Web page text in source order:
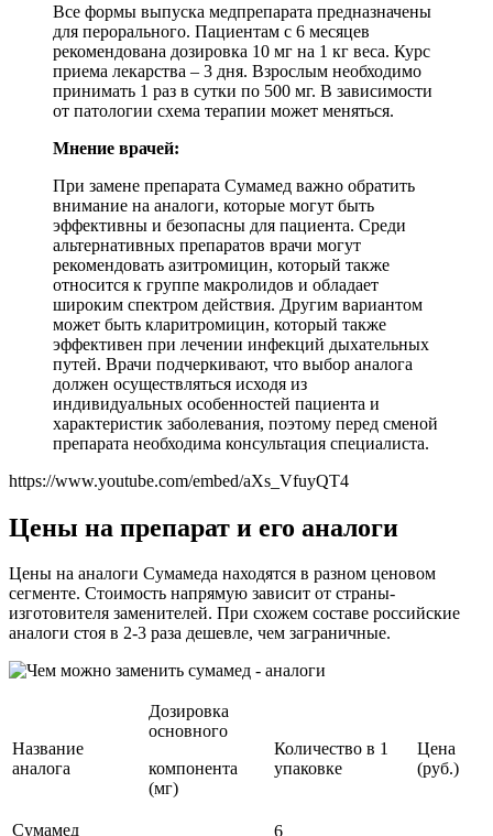
Все формы выпуска медпрепарата предназначены
для перорального. Пациентам с 6 месяцев
рекомендована дозировка 10 мг на 1 кг веса. Курс
приема лекарства – 3 дня. Взрослым необходимо
принимать 1 раз в сутки по 500 мг. В зависимости
от патологии схема терапии может меняться.
Мнение врачей:
При замене препарата Сумамед важно обратить
внимание на аналоги, которые могут быть
эффективны и безопасны для пациента. Среди
альтернативных препаратов врачи могут
рекомендовать азитромицин, который также
относится к группе макролидов и обладает
широким спектром действия. Другим вариантом
может быть кларитромицин, который также
эффективен при лечении инфекций дыхательных
путей. Врачи подчеркивают, что выбор аналога
должен осуществляться исходя из
индивидуальных особенностей пациента и
характеристик заболевания, поэтому перед сменой
препарата необходима консультация специалиста.
https://www.youtube.com/embed/aXs_VfuyQT4
Цены на препарат и его аналоги
Цены на аналоги Сумамеда находятся в разном ценовом
сегменте. Стоимость напрямую зависит от страны-
изготовителя заменителей. При схожем составе российские
аналоги стоя в 2-3 раза дешевле, чем заграничные.
Название
аналога
Дозировка
основного
компонента
(мг)
Количество в 1
упаковке
Цена
(руб.)
Сумамед
6